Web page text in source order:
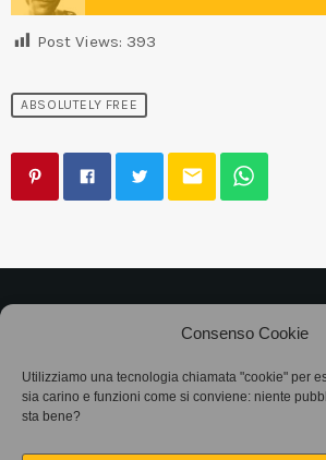
Consenso Cookie
Utilizziamo una tecnologia chiamata "cookie" per
sia carino e funzioni come si conviene: niente
sta bene?
Post Views: 393
ABSOLUTELY FREE
email
Associazione Bandito • CF
Privacy Policy•Cookie Policy (UE)
SIAE 7425